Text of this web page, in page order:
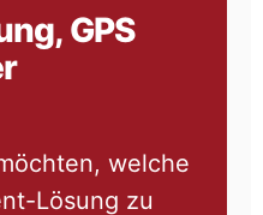
GPS
welche
Lösung zu